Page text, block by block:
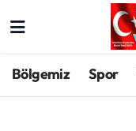
Bölgemiz Spor
Spor
Trabzon Hava